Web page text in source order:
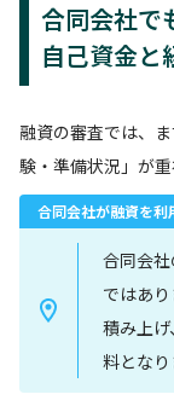
合同会社で
自己資金と
融資の審査では、
験・準備状況」が重
合同会社が融資を利
合同会
ではあ
積み上
料となり